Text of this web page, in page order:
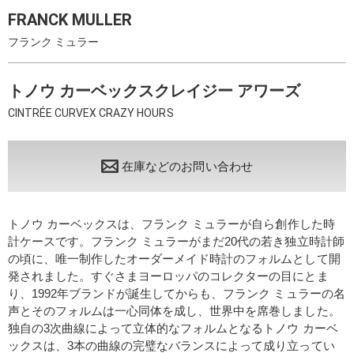
FRANCK MULLER
フランク ミュラー
トノウ カーベックスクレイジー アワーズ
CINTRÉE CURVEX CRAZY HOURS
在庫などのお問い合わせ
トノウ カーベックスは、フランク ミュラーが自ら創作した時
計ケースです。フランク ミュラーがまだ20代の若き独立時計師
の頃に、唯一制作したオーダーメイド時計のフォルムとして開
発されました。すぐさまヨーロッパのコレクターの目にとま
り、1992年ブランドが誕生してからも、フランク ミュラーの名
声とそのフォルムは一心同体を成し、世界中を席巻しました。
独自の3次曲線によって立体的なフォルムとなるトノウ カーベ
ックスは、3本の曲線の完璧なバランスによって成り立ってい